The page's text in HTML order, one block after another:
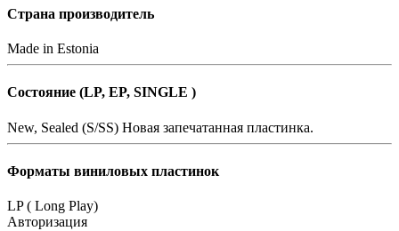
Страна производитель
Made in Estonia
Состояние (LP, EP, SINGLE )
New, Sealed (S/SS) Новая запечатанная пластинка.
Форматы виниловых пластинок
LP ( Long Play)
Авторизация